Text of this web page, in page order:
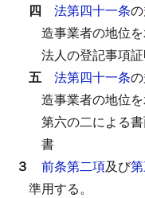
四 法第四十一条
造事業者の地位
法人の登記事項
五 法第四十一条
造事業者の地位
第六の二による
書
３ 前条第二項及び
準用する。